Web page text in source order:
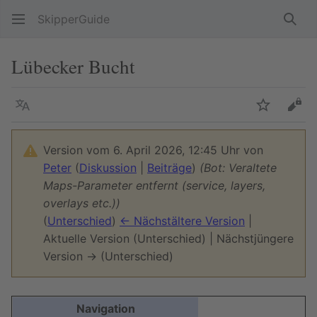
SkipperGuide
Lübecker Bucht
Sprache
Version vom 6. April 2026, 12:45 Uhr von
Peter (Diskussion Beiträge) (Bot: Veraltete
Maps-Parameter entfernt (service, layers,
overlays etc.))
(Unterschied) ← Nächstältere Version
Aktuelle Version (Unterschied) | Nächstjüngere
Version → (Unterschied)
Navigation